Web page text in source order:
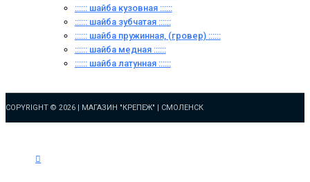
:::::: шайба кузовная ::::::
:::::: шайба зубчатая ::::::
:::::: шайба пружинная, (гровер) ::::::
:::::: шайба медная ::::::
:::::: шайба латунная ::::::
COPYRIGHT © 2026 | МАГАЗИН "КРЕПЕЖ" | СМОЛЕНСК